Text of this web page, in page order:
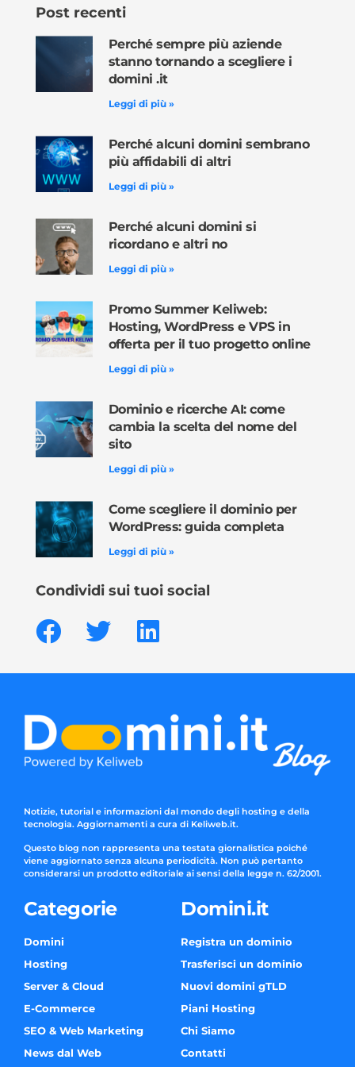
Post recenti
Perché sempre più aziende
stanno tornando a scegliere i
domini .it
Leggi di più »
Perché alcuni domini sembrano
più affidabili di altri
Leggi di più »
Perché alcuni domini si
ricordano e altri no
Leggi di più »
Promo Summer Keliweb:
Hosting, WordPress e VPS in
offerta per il tuo progetto online
Leggi di più »
Dominio e ricerche AI: come
cambia la scelta del nome del
sito
Leggi di più »
Come scegliere il dominio per
WordPress: guida completa
Leggi di più »
Condividi sui tuoi social
Notizie, tutorial e informazioni dal mondo degli hosting e della
tecnologia. Aggiornamenti a cura di Keliweb.it.
Questo blog non rappresenta una testata giornalistica poiché
viene aggiornato senza alcuna periodicità. Non può pertanto
considerarsi un prodotto editoriale ai sensi della legge n. 62/2001.
Categorie
Domini
Hosting
Server & Cloud
E-Commerce
SEO & Web Marketing
News dal Web
Domini.it
Registra un dominio
Trasferisci un dominio
Nuovi domini gTLD
Piani Hosting
Chi Siamo
Contatti